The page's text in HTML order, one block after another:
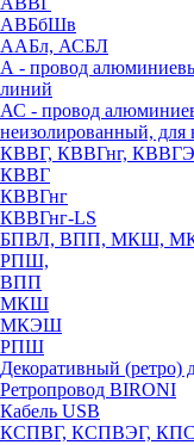
АВБбШв
ААБл, АСБЛ
А - провод
линий
АС - провод
неизолированный,
КВВГ, КВВГнг,
КВВГ
КВВГнг
КВВГнг-LS
БПВЛ, ВПП, МКШ,
РПШ,
ВПП
МКШ
МКЭШ
РПШ
Декоративный (ретро)
Ретропровод BIRONI
Кабель USB
КСПВГ, КСПВЭГ,